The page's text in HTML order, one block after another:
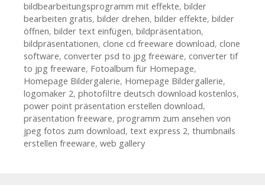
bildbearbeitungsprogramm mit effekte, bilder
bearbeiten gratis, bilder drehen, bilder effekte, bilder
öffnen, bilder text einfügen, bildpräsentation,
bildpräsentationen, clone cd freeware download, clone
software, converter psd to jpg freeware, converter tif
to jpg freeware, Fotoalbum für Homepage,
Homepage Bildergalerie, Homepage Bildergallerie,
logomaker 2, photofiltre deutsch download kostenlos,
power point präsentation erstellen download,
präsentation freeware, programm zum ansehen von
jpeg fotos zum download, text express 2, thumbnails
erstellen freeware, web gallery